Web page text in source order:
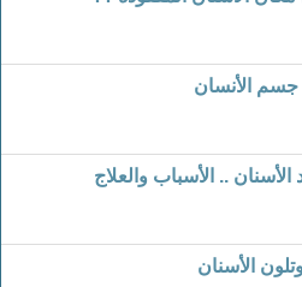
جسم الأنسان
.. الأسباب والعلاج
الأسنان